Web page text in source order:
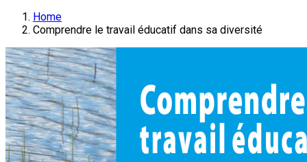
Home
Comprendre le travail éducatif dans sa diversité